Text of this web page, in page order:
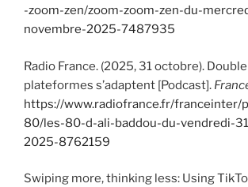
-zoom-zen/zoom-zoom-zen-du-
novembre-2025-7487935
Radio France. (2025, 31 octobre).
plateformes s’adaptent [Podcast].
https://www.radiofrance.fr/franceinter/
80/les-80-d-ali-baddou-du-vendredi-
2025-8762159
Swiping more, thinking less: Using